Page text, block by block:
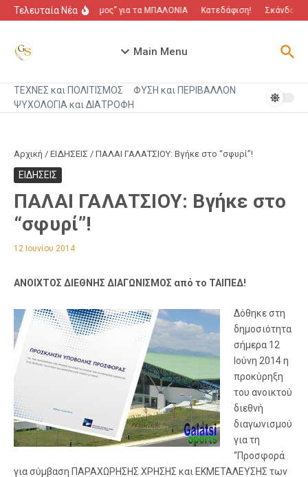
Μετάβαση στο περιεχόμενο
Τελευταία Νέα“Πόλεμος” για τα ΜΠΑΛΟΝΙΑ Κατεδάφιση! Σκάνδαλο
Main Menu
ΤΕΧΝΕΣ και ΠΟΛΙΤΙΣΜΟΣ
ΦΥΣΗ και ΠΕΡΙΒΑΛΛΟΝ
ΨΥΧΟΛΟΓΙΑ και ΔΙΑΤΡΟΦΗ
Αρχική / ΕΙΔΗΣΕΙΣ / ΠΑΛΑΙ ΓΑΛΑΤΣΙΟΥ: Βγήκε στο “σφυρί”!
ΕΙΔΗΣΕΙΣ
ΠΑΛΑΙ ΓΑΛΑΤΣΙΟΥ: Βγήκε στο
“σφυρί”!
12 Ιουνίου 2014
ΑΝΟΙΧΤΟΣ ΔΙΕΘΝΗΣ ΔΙΑΓΩΝΙΣΜΟΣ από το ΤΑΙΠΕΔ!
Δόθηκε στη
δημοσιότητα
σήμερα 12
Ιούνη 2014 η
προκύρηξη
του ανοικτού
διεθνή
διαγωνισμού
για τη
“Προσφορά
για σύμβαση ΠΑΡΑΧΩΡΗΣΗΣ ΧΡΗΣΗΣ και ΕΚΜΕΤΑΛΕΥΣΗΣ των